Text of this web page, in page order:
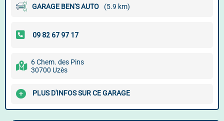
GARAGE BEN'S AUTO (5.9 km)
6 Chem. des Pins
30700 Uzès
PLUS D'INFOS SUR CE GARAGE